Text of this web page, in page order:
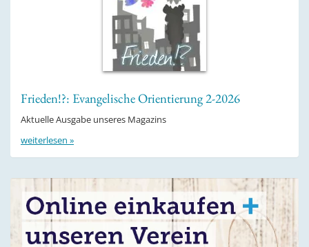
Frieden!?: Evangelische Orientierung 2-2026
Aktuelle Ausgabe unseres Magazins
weiterlesen »